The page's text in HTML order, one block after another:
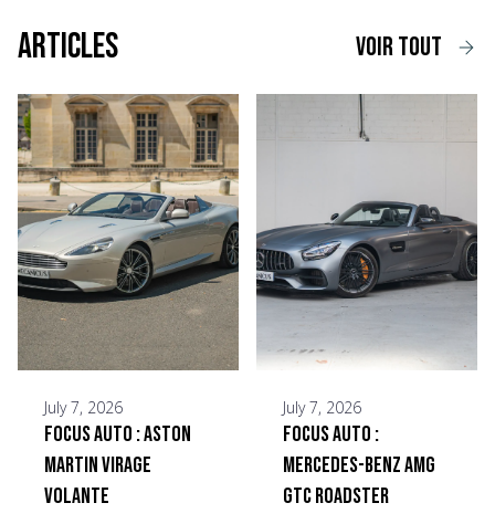
voir tout
Articles
July 7, 2026
Focus Auto : Aston
Martin Virage
Volante
July 7, 2026
Focus Auto :
Mercedes-Benz AMG
GTC Roadster